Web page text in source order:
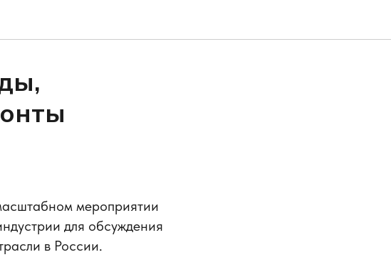
мероприятии
для обсуждения
в России.